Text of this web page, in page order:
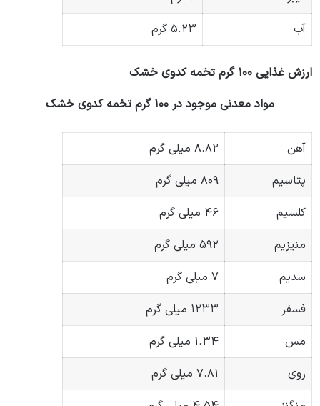
آب
۵.۲۳ گرم
ارزش غذایی ۱۰۰ گرم تخمه کدوی خشک
مواد معدنی موجود در ۱۰۰ گرم تخمه کدوی خشک
آهن
۸.۸۲ میلی گرم
پتاسیم
۸۰۹ میلی گرم
کلسیم
۴۶ میلی گرم
منیزیم
۵۹۲ میلی گرم
سدیم
۷ میلی گرم
فسفر
۱۲۳۳ میلی گرم
مس
۱.۳۴ میلی گرم
روی
۷.۸۱ میلی گرم